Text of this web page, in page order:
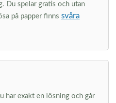
Du spelar gratis och utan
på papper finns svåra
har exakt en lösning och går